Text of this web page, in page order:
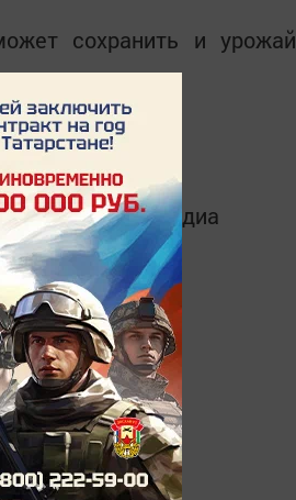
сохранить и
каналеТатмедиа
MАХ: